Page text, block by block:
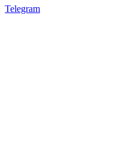
Telegram